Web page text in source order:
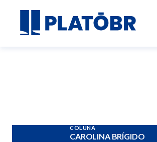
COLUNA
CAROLINA BRÍGIDO